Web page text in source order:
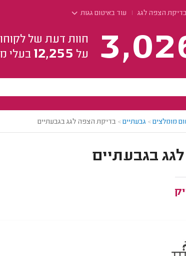
בדיקת הצפה לגג עוד באיטום גגות
חוות דעת של
על 12,255 בעלי
מומלצים> גבעתיים> בדיקת הצפה לגג בגבעתיים
בגבעתיים